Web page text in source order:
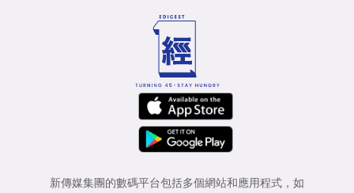
新傳媒集團的數碼平台包括多個網站和應用程式，如